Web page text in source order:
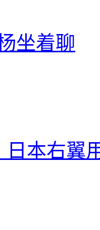
坐着聊
日本右翼